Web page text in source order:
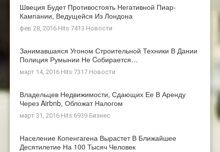
Швеция Будет Противостоять Негативной Пиар-
Кампании, Ведущейся Из Лондона
фев 28, 2016 Hits:7413 Новости
Занимавшаяся Угоном Строительной Техники В Дании
Полиция Румынии Не Cобирается…
март 14, 2016 Hits:7317 Новости
Владельцев Недвижимости, Сдающих Ее В Аренду
Через Airbnb, Обложат Налогом
март 31, 2016 Hits:6939 Бизнес
Население Копенгагена Вырастет В Ближайшее
Десятилетие На 100 Тысяч Человек